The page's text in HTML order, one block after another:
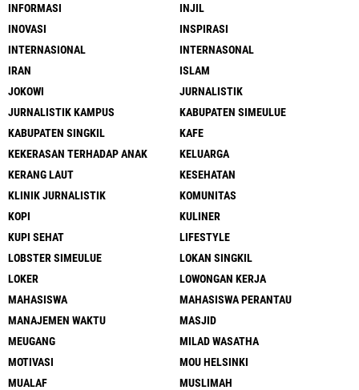
INFORMASI
INJIL
INOVASI
INSPIRASI
INTERNASIONAL
INTERNASONAL
IRAN
ISLAM
JOKOWI
JURNALISTIK
JURNALISTIK KAMPUS
KABUPATEN SIMEULUE
KABUPATEN SINGKIL
KAFE
KEKERASAN TERHADAP ANAK
KELUARGA
KERANG LAUT
KESEHATAN
KLINIK JURNALISTIK
KOMUNITAS
KOPI
KULINER
KUPI SEHAT
LIFESTYLE
LOBSTER SIMEULUE
LOKAN SINGKIL
LOKER
LOWONGAN KERJA
MAHASISWA
MAHASISWA PERANTAU
MANAJEMEN WAKTU
MASJID
MEUGANG
MILAD WASATHA
MOTIVASI
MOU HELSINKI
MUALAF
MUSLIMAH